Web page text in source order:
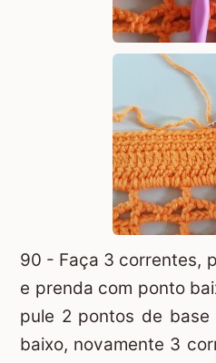
90 - Faça 3 correntes,
e prenda com ponto
pule 2 pontos de
baixo, novamente 3